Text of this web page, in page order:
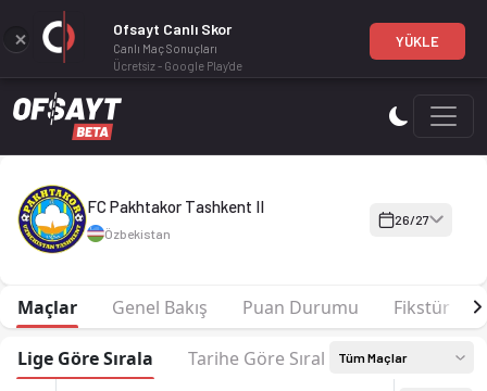
FC Pakhtakor Tashkent II 26-27 sezonu | Pro Liga'de 13.
FC Pakhtakor Tashkent II
Özbekistan
26/27
Maçlar Genel Bakış Puan Durumu Fikstür
Lige Göre Sırala Tarihe Göre Sırala Tüm Maçlar
Ofsayt Canlı Skor
Canlı Maç Sonuçları
Ücretsiz - Google Play'de
YÜKLE